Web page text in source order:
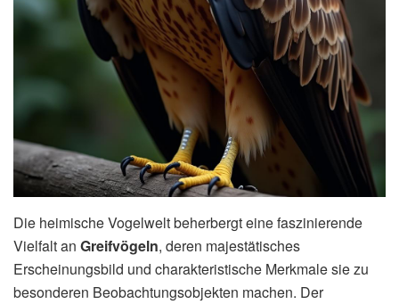
Die heimische Vogelwelt beherbergt eine faszinierende
Vielfalt an Greifvögeln, deren majestätisches
Erscheinungsbild und charakteristische Merkmale sie zu
besonderen Beobachtungsobjekten machen. Der